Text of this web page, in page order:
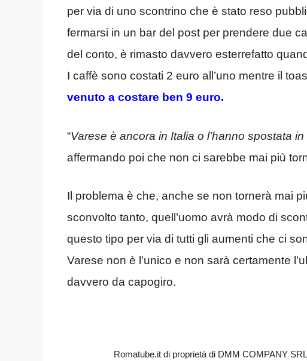
per via di uno scontrino che è stato reso
fermarsi in un bar del post per prendere due
del conto, è rimasto davvero esterrefatto
I caffè sono costati 2 euro all’uno mentre il
venuto a costare ben 9 euro.
“Varese è ancora in Italia o l’hanno spostata
affermando poi che non ci sarebbe mai più
Il problema è che, anche se non tornerà mai
sconvolto tanto, quell’uomo avrà modo di
questo tipo per via di tutti gli aumenti che ci
Varese non è l’unico e non sarà certamente
davvero da capogiro.
Romatube.it di proprietà di DMM COMPANY